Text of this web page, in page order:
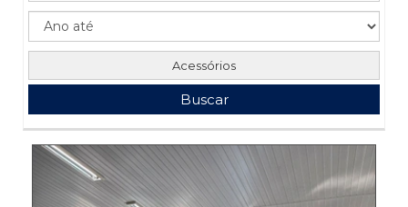
Acessórios
Buscar